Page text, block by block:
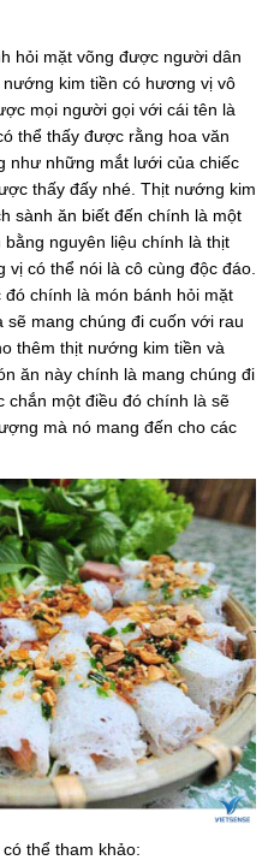
hỏi mặt võng được người dân
kim tiền có hương vị vô
mọi người gọi với cái tên là
thể thấy được rằng hoa văn
như những mắt lưới của chiếc
thấy đấy nhé. Thịt nướng kim
sành ăn biết đến chính là một
nguyên liệu chính là thịt
có thể nói là cô cùng độc đáo.
chính là món bánh hỏi mặt
mang chúng đi cuốn với rau
thêm thịt nướng kim tiền và
ăn này chính là mang chúng đi
chắn một điều đó chính là sẽ
mà nó mang đến cho các
thể tham khảo: